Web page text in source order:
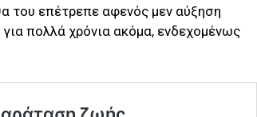
του επέτρεπε αφενός μεν αύξηση
πολλά χρόνια ακόμα, ενδεχομένως